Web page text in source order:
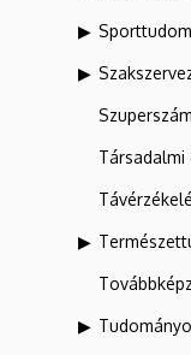
Társadalmi